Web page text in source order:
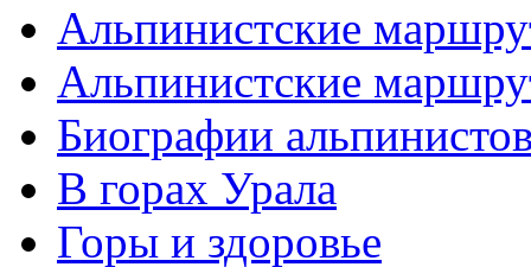
Альпинистские
Альпинистские
Биографии
В горах Урала
Горы и здоровье